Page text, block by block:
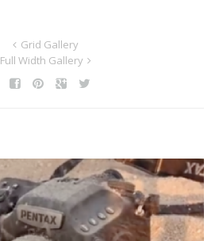
Grid Gallery
Full Width Gallery